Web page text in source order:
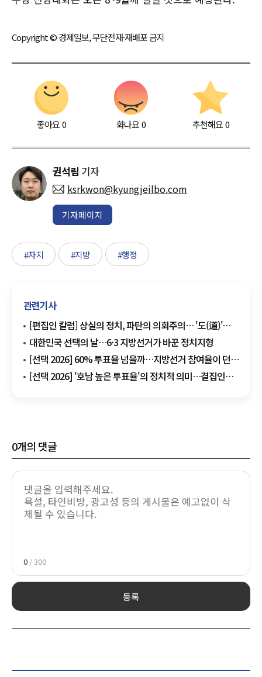
Copyright © 경제일보, 무단전재·재배포 금지
좋아요0 화나요0 추천해요 0
권석림 기자
ksrkwon@kyungjeilbo.com
기자페이지
#자치 #지방 #행정
관련기사
[편집인 칼럼] 상실의 정치, 파탄의 의회주의… '도(道)'를
잃은 국회에 고함
대한민국 선택의 날…6·3 지방선거가 바꾼 정치지형
[선택 2026] 60% 투표율 넘을까…지방선거 참여율이 던진
정치적 신호
[선택 2026] '호남 높은 투표율'의 정치적 의미…결집인가,
0개의 댓글
0 / 300
등록